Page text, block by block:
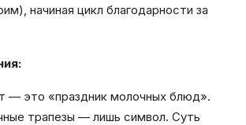
начиная цикл благодарности за
— это «праздник молочных блюд».
трапезы — лишь символ. Суть